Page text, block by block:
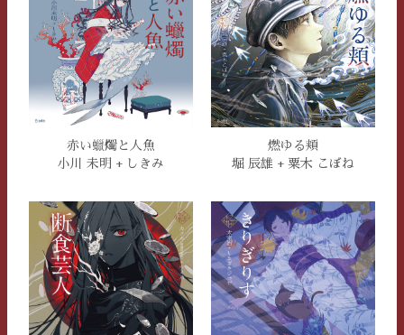
赤い蠟燭と人魚
小川 未明 + しきみ
燃ゆる頬
堀 辰雄 + 粟木 こぼね